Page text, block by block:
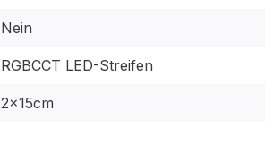
Nein
RGBCCT LED-Streifen
2x15cm